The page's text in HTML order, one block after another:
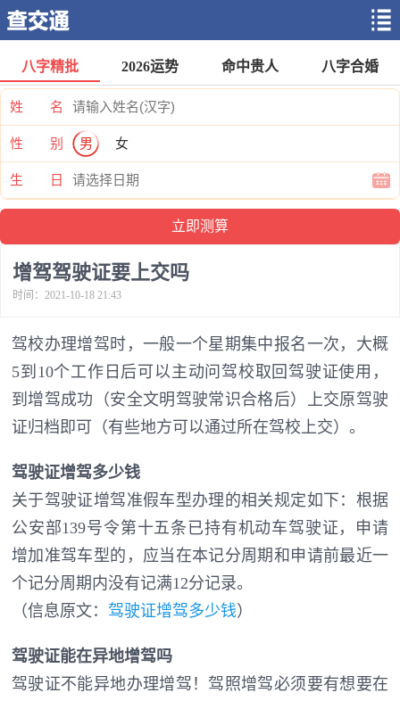
八字精批 2026运势 命中贵人 八字合婚
姓 名
性 别 男 女
生 日
增驾驾驶证要上交吗
时间：2021-10-18 21:43
驾校办理增驾时，一般一个星期集中报名一次，大概
5到10个工作日后可以主动问驾校取回驾驶证使用，
到增驾成功（安全文明驾驶常识合格后）上交原驾驶
证归档即可（有些地方可以通过所在驾校上交）。
驾驶证增驾多少钱
关于驾驶证增驾准假车型办理的相关规定如下：根据
公安部139号令第十五条已持有机动车驾驶证，申请
增加准驾车型的，应当在本记分周期和申请前最近一
个记分周期内没有记满12分记录。
（信息原文： 驾驶证增驾多少钱）
驾驶证能在异地增驾吗
驾驶证不能异地办理增驾！驾照增驾必须要有想要在